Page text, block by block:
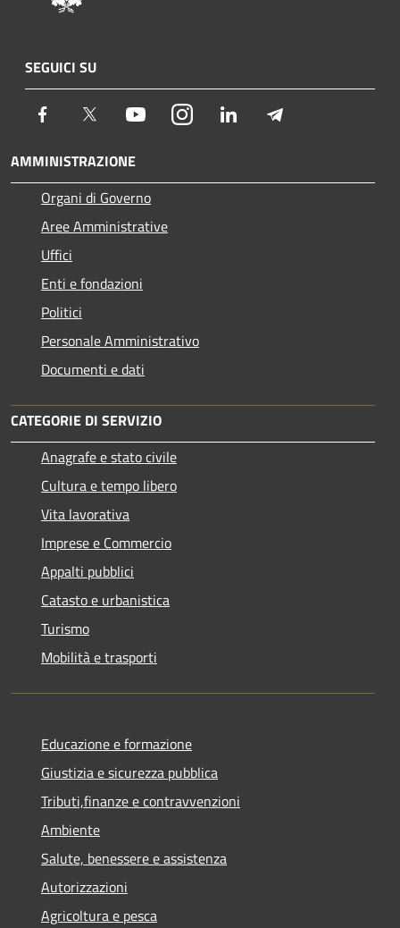
SEGUICI SU
Facebook Twitter YoutubeInstagram LinkedIn
AMMINISTRAZIONE
Organi di Governo
Aree Amministrative
Uffici
Enti e fondazioni
Politici
Personale Amministrativo
Documenti e dati
CATEGORIE DI SERVIZIO
Anagrafe e stato civile
Cultura e tempo libero
Vita lavorativa
Imprese e Commercio
Appalti pubblici
Catasto e urbanistica
Turismo
Mobilità e trasporti
Educazione e formazione
Giustizia e sicurezza pubblica
Tributi,finanze e contravvenzioni
Ambiente
Salute, benessere e assistenza
Autorizzazioni
Agricoltura e pesca